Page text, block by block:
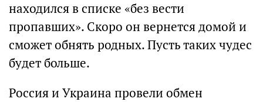
находился в списке «без вести
пропавших». Скоро он вернется домой и
сможет обнять родных. Пусть таких чудес
будет больше.
Россия и Украина провели обмен